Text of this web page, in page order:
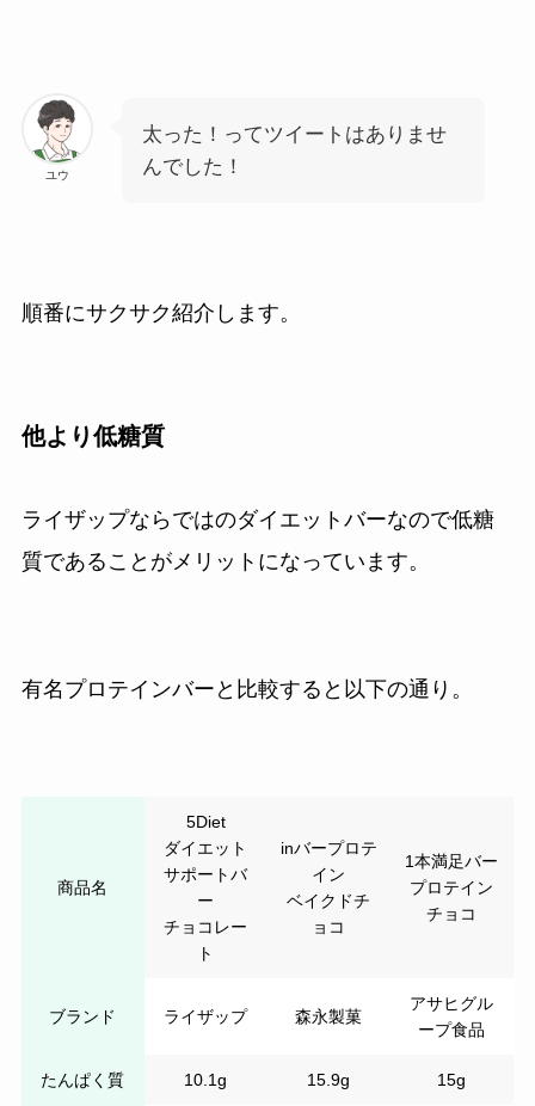
ユウ
太った！ってツイートはありませ
んでした！
順番にサクサク紹介します。
他より低糖質
ライザップならではのダイエットバーなので低糖
質であることがメリットになっています。
有名プロテインバーと比較すると以下の通り。
商品名
5Diet
ダイエット
サポートバ
ー
チョコレー
ト
inバープロテ
イン
ベイクドチ
ョコ
1本満足バー
プロテイン
チョコ
ブランド ライザップ 森永製菓
アサヒグル
ープ食品
たんぱく質 10.1g 15.9g 15g